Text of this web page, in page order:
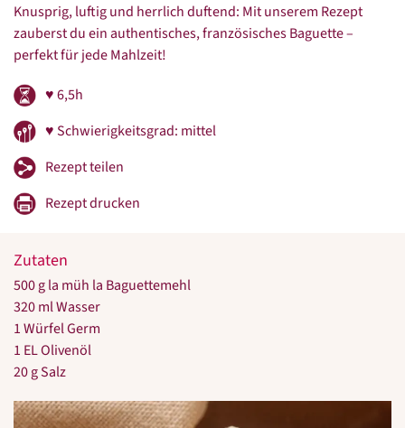
Knusprig, luftig und herrlich duftend: Mit unserem Rezept
zauberst du ein authentisches, französisches Baguette –
perfekt für jede Mahlzeit!
♥ 6,5h
♥ Schwierigkeitsgrad: mittel
Rezept teilen
Rezept drucken
Zutaten
500 g la müh la Baguettemehl
320 ml Wasser
1 Würfel Germ
1 EL Olivenöl
20 g Salz